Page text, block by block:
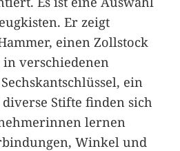
Er zeigt
einen Zollstock
verschiedenen
ein
Stifte finden sich
lernen
Winkel und